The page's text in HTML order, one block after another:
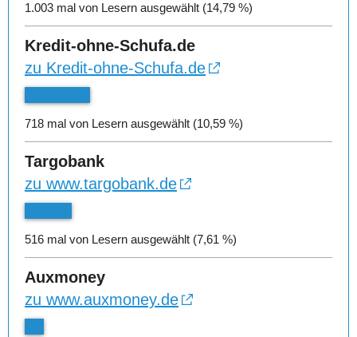
1.003 mal von Lesern ausgewählt (14,79 %)
Kredit-ohne-Schufa.de
zu Kredit-ohne-Schufa.de
718 mal von Lesern ausgewählt (10,59 %)
Targobank
zu www.targobank.de
516 mal von Lesern ausgewählt (7,61 %)
Auxmoney
zu www.auxmoney.de